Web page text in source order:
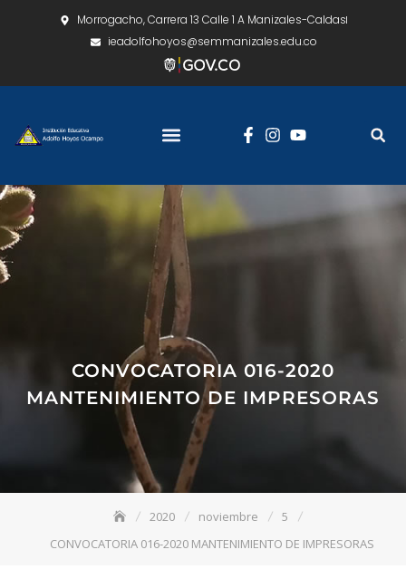
Morrogacho, Carrera 13 Calle 1 A Manizales-Caldas
ieadolfohoyos@semmanizales.edu.co
CONVOCATORIA 016-2020
MANTENIMIENTO DE IMPRESORAS
2020 noviembre
5
CONVOCATORIA 016-2020 MANTENIMIENTO DE IMPRESORAS